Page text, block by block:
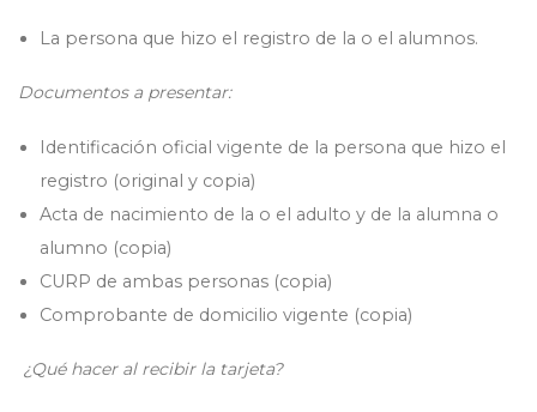
La persona que hizo el registro de la o el alumnos.
Documentos a presentar:
Identificación oficial vigente de la persona que hizo el
registro (original y copia)
Acta de nacimiento de la o el adulto y de la alumna o
alumno (copia)
CURP de ambas personas (copia)
Comprobante de domicilio vigente (copia)
¿Qué hacer al recibir la tarjeta?